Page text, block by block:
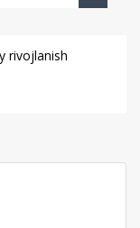
rivojlanish